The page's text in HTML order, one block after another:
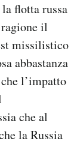
flotta russa
il
missilistico
abbastanza
l’impatto
che al
la Russia